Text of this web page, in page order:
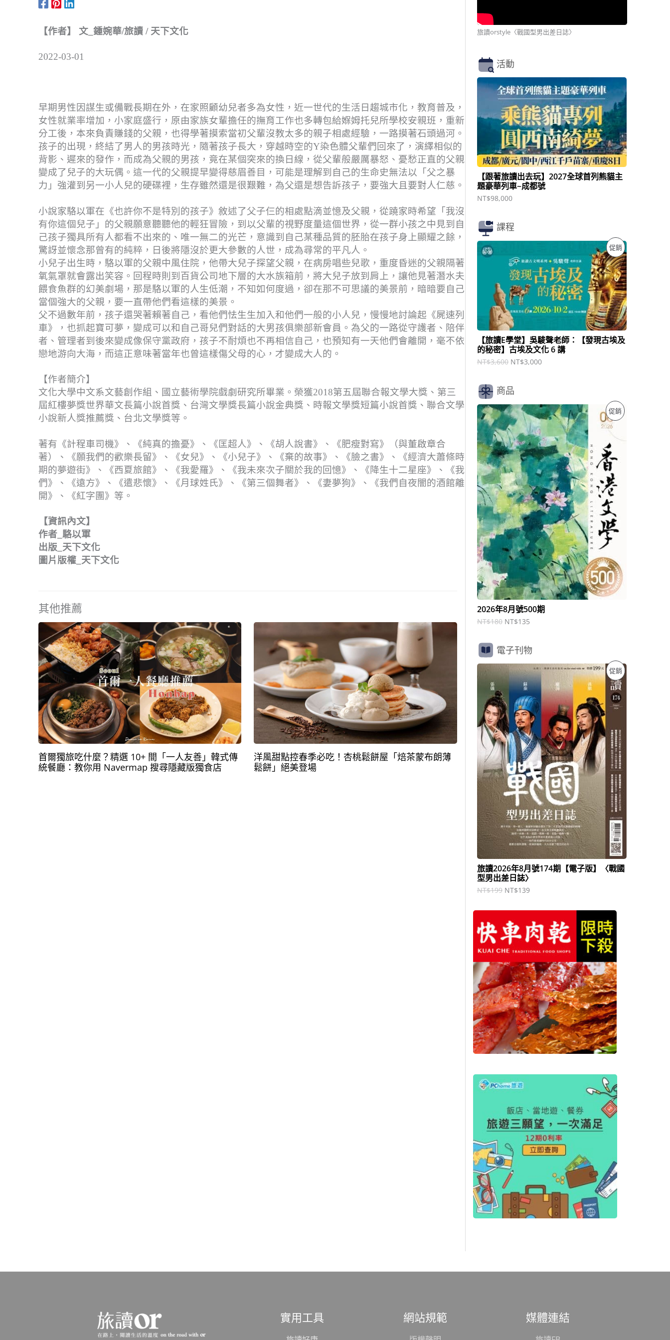
【作者】 文_鍾婉華/旅讀 / 天下文化
2022-03-01
早期男性因謀生或備戰長期在外，在家照顧幼兒者多為女性，近一世代的生活日趨城市化，教育普及，
女性就業率增加，小家庭盛行，原由家族女輩擔任的撫育工作也多轉包給媬姆托兒所學校安親班，重新
分工後，本來負責賺錢的父親，也得學著摸索當初父輩沒教太多的親子相處經驗，一路摸著石頭過河。
孩子的出現，終結了男人的男孩時光，隨著孩子長大，穿越時空的Y染色體父輩們回來了，演繹相似的
背影、遲來的發作，而成為父親的男孩，竟在某個突來的換日線，從父輩般嚴厲暴怒、憂愁正直的父親
變成了兒子的大玩偶。這一代的父親提早變得慈眉善目，可能是理解到自己的生命史無法以「父之暴
力」強灌到另一小人兒的硬碟裡，生存雖然還是很艱難，為父還是想告訴孩子，要強大且要對人仁慈。
小說家駱以軍在《也許你不是特別的孩子》敘述了父子仨的相處點滴並憶及父親，從蹺家時希望「我沒
有你這個兒子」的父親願意聽聽他的輕狂冒險，到以父輩的視野度量這個世界，從一群小孩之中見到自
己孩子獨具所有人都看不出來的、唯一無二的光芒，意識到自己某種品質的胚胎在孩子身上顯耀之餘，
驚訝並懷念那曾有的純粹，日後將隱沒於更大參數的人世，成為尋常的平凡人。
小兒子出生時，駱以軍的父親中風住院，他帶大兒子探望父親，在病房唱些兒歌，重度昏迷的父親隔著
氧氣罩就會露出笑容。回程時則到百貨公司地下層的大水族箱前，將大兒子放到肩上，讓他見著潛水夫
餵食魚群的幻美劇場，那是駱以軍的人生低潮，不知如何度過，卻在那不可思議的美景前，暗暗要自己
當個強大的父親，要一直帶他們看這樣的美景。
父不過數年前，孩子還哭著賴著自己，看他們怯生生加入和他們一般的小人兒，慢慢地討論起《屍速列
車》，也抓起寶可夢，變成可以和自己哥兒們對話的大男孩俱樂部新會員。為父的一路從守護者、陪伴
者、管理者到後來變成像保守黨政府，孩子不耐煩也不再相信自己，也預知有一天他們會離開，毫不依
戀地游向大海，而這正意味著當年也曾這樣傷父母的心，才變成大人的。
【作者簡介】
文化大學中文系文藝創作組、國立藝術學院戲劇研究所畢業。榮獲2018第五屆聯合報文學大獎、第三
屆紅樓夢獎世界華文長篇小說首獎、台灣文學獎長篇小說金典獎、時報文學獎短篇小說首獎、聯合文學
小說新人獎推薦獎、台北文學獎等。
著有《計程車司機》、《純真的擔憂》、《匡超人》、《胡人說書》、《肥瘦對寫》（與董啟章合
著）、《願我們的歡樂長留》、《女兒》、《小兒子》、《棄的故事》、《臉之書》、《經濟大蕭條時
期的夢遊街》、《西夏旅館》、《我愛羅》、《我未來次子關於我的回憶》、《降生十二星座》、《我
們》、《遠方》、《遣悲懷》、《月球姓氏》、《第三個舞者》、《妻夢狗》、《我們自夜闇的酒館離
開》、《紅字團》等。
【資訊內文】
作者_駱以軍
出版_天下文化
圖片版權_天下文化
其他推薦
首爾獨旅吃什麼？精選 10+ 間「一人友善」韓式傳
統餐廳：教你用 Navermap 搜尋隱藏版獨食店
洋風甜點控春季必吃！杏桃鬆餅屋「焙茶蒙布朗薄
鬆餅」絕美登場
旅讀orstyle〈戰國型男出差日誌〉
活動
【跟著旅讀出去玩】2027全球首列熊貓主
題豪華列車~成都號
NT$98,000
課程
促銷 特
價
商
品
【旅讀E學堂】吳駿聲老師：【發現古埃及
的秘密】古埃及文化 6 講
NT$3,600
價
格
：
N
T
$
3
,
6
0
0
。
NT$3,000
價
格
：
N
T
$
3
0
0
0
。
商品
促銷特
2026年8月號500期
NT$180
原
始
價
格
：
N
T
$
8
0
。
NT$135
前
價
格
：
N
T
1
3
5
。
電子刊物
促銷 特
商
旅讀2026年8月號174期【電子版】〈戰國
型男出差日誌〉
NT$199
原
始
價
格
：
N
T
$
1
9
9
。
NT$139
目
前
價
格
：
N
T
$
1
3
9
。
實用工具 網站規範 媒體連結